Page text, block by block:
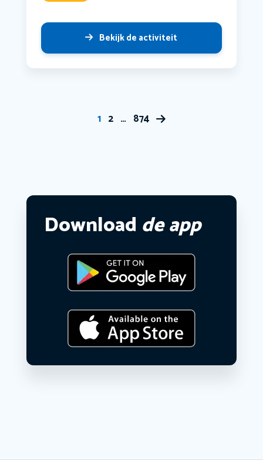
Bekijk de activiteit
1 2 … 874
Download de app